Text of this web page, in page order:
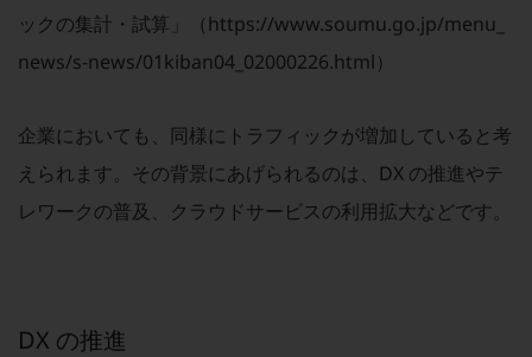
サービス・ソリューション
課題やニーズに合ったサービスをご紹介し、
お悩みから見つける
お悩みから見つけるTOP
リモート・ハイブリッドワーク
ックの集計・試算」（https://www.soumu.go.jp/menu_
news/s-news/01kiban04_02000226.html）
企業においても、同様にトラフィックが増加していると考
えられます。その背景にあげられるのは、DX の推進やテ
レワークの普及、クラウドサービスの利用拡大などです。
DX の推進